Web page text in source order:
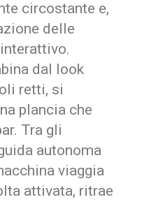
circostante e,
delle
dal look
retti, si
plancia che
. Tra gli
autonoma
viaggia
attivata, ritrae